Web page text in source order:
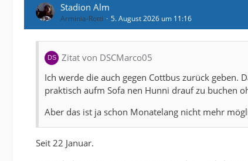
Stadion Alm
Arminia-Rotti 5. August 2026 um 11:16
Zitat von DSCMarco05
Ich werde die auch gegen Cottbus zurück geben.
praktisch aufm Sofa nen Hunni drauf zu buchen
Aber das ist ja schon Monatelang nicht mehr
Seit 22 Januar.